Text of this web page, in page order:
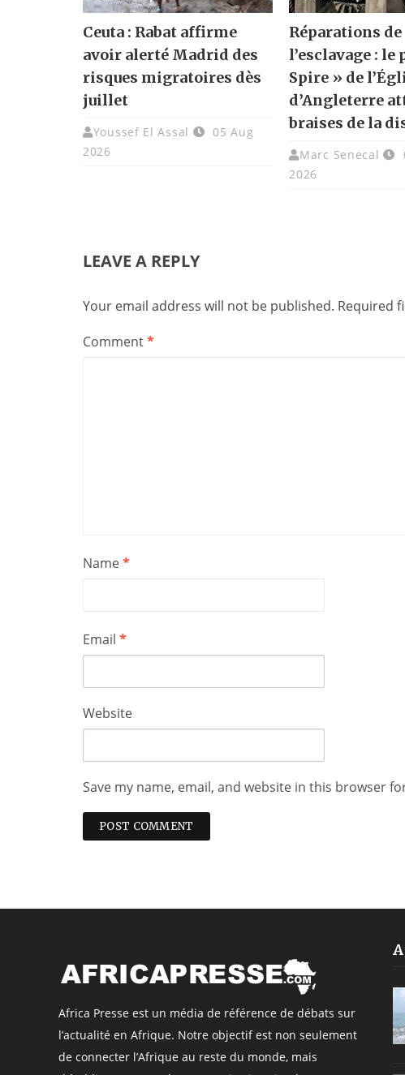
Ceuta : Rabat affirme
avoir alerté Madrid des
risques migratoires dès
juillet
Youssef El Assal
05 Aug
2026
Réparations de
l’esclavage : le
Spire » de
d’Angleterre
braises de la
Marc Senecal
2026
LEAVE A REPLY
Your email address will not be published. Required
Comment*
Name*
Email *
Website
Save my name, email, and website in this browser
Africa Presse est un média de référence de débats sur
l’actualité en Afrique. Notre objectif est non seulement
de connecter l’Afrique au reste du monde, mais